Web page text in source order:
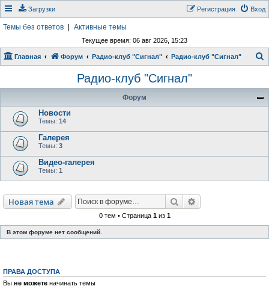
Загрузки Вход
Регистрация
Темы без ответов Активные темы
Текущее время: 06 авг 2026, 15:23
Главная Форум Радио-клуб "Сигнал" Радио-клуб "Сигнал"
Радио-клуб "Сигнал"
Форум
Новости
Темы: 14
Галерея
Темы: 3
Видео-галерея
Темы: 1
Новая тема Поиск
0 тем • Страница 1из 1
В этом форуме нет сообщений.
ПРАВА ДОСТУПА
Вы не можете начинать темы